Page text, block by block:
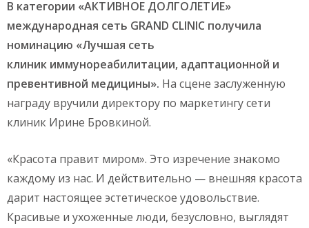
В категории «АКТИВНОЕ ДОЛГОЛЕТИЕ»
международная сеть GRAND CLINIC получила
номинацию «Лучшая сеть
клиник иммунореабилитации, адаптационной и
превентивной медицины». На сцене заслуженную
награду вручили директору по маркетингу сети
клиник Ирине Бровкиной.
«Красота правит миром». Это изречение знакомо
каждому из нас. И действительно — внешняя красота
дарит настоящее эстетическое удовольствие.
Красивые и ухоженные люди, безусловно, выглядят